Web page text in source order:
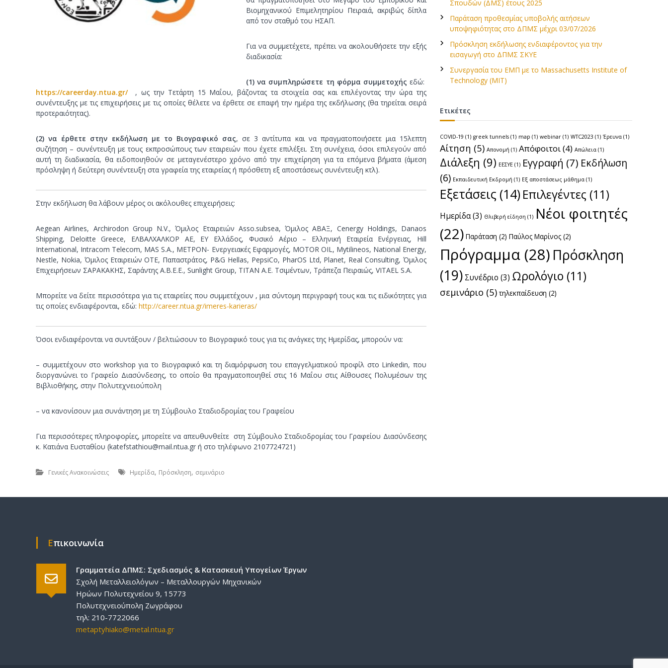
τ
α
κ
ε
ή
Υ
π
ε
ί
ω
ν
Έ
ω
ν
Βιομηχανικού Επιμελητηρίου Πειραιά, ακριβώς δίπλα
από τον σταθμό του ΗΣΑΠ.
Για να συμμετέχετε, πρέπει να ακολουθήσετε την εξής
διαδικασία:
(1) να συμπληρώσετε τη φόρμα συμμετοχής εδώ:
https://careerday.ntua.gr/, ως την Τετάρτη 15 Μαΐου, βάζοντας τα στοιχεία σας και επιλέγοντας την ώρα της
συνέντευξης με τις επιχειρήσεις με τις οποίες θέλετε να έρθετε σε επαφή την ημέρα της εκδήλωσης (θα τηρείται σειρά
προτεραιότητας).
(2) να έρθετε στην εκδήλωση με το Βιογραφικό σας, σε 3 αντίτυπα και να πραγματοποιήσετε μια 15λεπτη
συζήτηση – συνέντευξη με τους εκπροσώπους των εταιρειών που έχετε επιλέξει. Στη συνέχεια, όσοι επιλεγούν από
αυτή τη διαδικασία, θα ειδοποιηθούν σε μεταγενέστερο χρόνο από την επιχείρηση για τα επόμενα βήματα (άμεση
πρόσληψη ή δεύτερη συνέντευξη στα γραφεία της εταιρείας ή πρόσθετη εξ αποστάσεως συνέντευξη κτλ).
Στην εκδήλωση θα λάβουν μέρος οι ακόλουθες επιχειρήσεις:
Aegean Airlines, Archirodon Group N.V., Όμιλος Εταιρειών Asso.subsea, Όμιλος ΑΒΑΞ, Cenergy Holdings, Danaos
Shipping, Deloitte Greece, ΕΛΒΑΛΧΑΛΚΟΡ ΑΕ, EY Ελλάδος, Φυσικό Αέριο – Ελληνική Εταιρεία Ενέργειας, Hill
International, Intracom Telecom, MAS S.A., MΕΤΡΟΝ- Ενεργειακές Εφαρμογές, MOTOR OIL, Mytilineos, National Energy,
Nestle, Nokia, Όμιλος Εταιρειών ΟΤΕ, Παπαστράτος, P&G Hellas, PepsiCo, PharOS Ltd, Planet, Real Consulting, Όμιλος
Επιχειρήσεων ΣΑΡΑΚΑΚΗΣ, Σαράντης Α.Β.Ε.Ε., Sunlight Group, TITAN Α.Ε. Τσιμέντων, Τράπεζα Πειραιώς, VITAEL S.A.
Μπορείτε να δείτε περισσότερα για τις εταιρείες που συμμετέχουν , μια σύντομη περιγραφή τους και τις ειδικότητες για
τις οποίες ενδιαφέρονται, εδώ: http://career.ntua.gr/imeres-karieras/
Όσοι ενδιαφέρονται να συντάξουν / βελτιώσουν το Βιογραφικό τους για τις ανάγκες της Ημερίδας, μπορούν να:
– συμμετέχουν στο workshop για το Βιογραφικό και τη διαμόρφωση του επαγγελματικού προφίλ στο Linkedin, που
διοργανώνει το Γραφείο Διασύνδεσης, το οποίο θα πραγματοποιηθεί στις 16 Μαΐου στις Αίθουσες Πολυμέσων της
Βιβλιοθήκης, στην Πολυτεχνειούπολη
– να κανονίσουν μια συνάντηση με τη Σύμβουλο Σταδιοδρομίας του Γραφείου
Για περισσότερες πληροφορίες, μπορείτε να απευθυνθείτε στη Σύμβουλο Σταδιοδρομίας του Γραφείου Διασύνδεσης
κ. Κατιάνα Ευσταθίου (katefstathiou@mail.ntua.gr ή στο τηλέφωνο 2107724721)
Γενικές Ανακοινώσεις Ημερίδα, Πρόσκληση, σεμινάριο
α
Σπουδών (ΔΜΣ) έτους 2025
Παράταση προθεσμίας υποβολής αιτήσεων
υποψηφιότητας στο ΔΠΜΣ μέχρι 03/07/2026
Πρόσκληση εκδήλωσης ενδιαφέροντος για την
εισαγωγή στο ΔΠΜΣ ΣΚΥΕ
Συνεργασία του ΕΜΠ με το Massachusetts Institute of
Technology (MIT)
Ετικέτες
COVID-19 (1) greek tunnels (1) map (1) webinar (1) WTC2023 (1) Έρευνα (1)
Αίτηση (5) Απονομή (1) Απόφοιτοι(4) Απώλεια (1)
Διάλεξη (9) ΕΕΣΥΕ (1) Εγγραφή (7) Εκδήλωση
(6) Εκπαιδευτική Εκδρομή (1) Εξ αποστάσεως μάθημα (1)
Εξετάσεις (14) Επιλεγέντες (11)
Ημερίδα(3) Θλιβερή είδηση (1) Νέοι φοιτητές
(22) Παράταση (2) Παύλος Μαρίνος (2)
Πρόγραμμα (28) Πρόσκληση
(19) Συνέδριο (3) Ωρολόγιο (11)
σεμινάριο (5) τηλεκπαίδευση (2)
Επικοινωνία
Γραμματεία ΔΠΜΣ: Σχεδιασμός & Κατασκευή Υπογείων Έργων
Σχολή Μεταλλειολόγων – Μεταλλουργών Μηχανικών
Ηρώων Πολυτεχνείου 9, 15773
Πολυτεχνειούπολη Ζωγράφου
τηλ: 210-7722066
metaptyhiako@metal.ntua.gr